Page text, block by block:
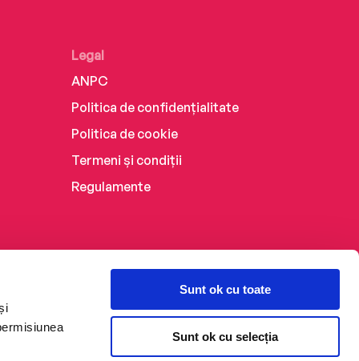
Sunt ok cu toate
Sunt ok cu selecția
Legal
ANPC
Politica de confidențialitate
Politica de cookie
Termeni și condiții
Regulamente